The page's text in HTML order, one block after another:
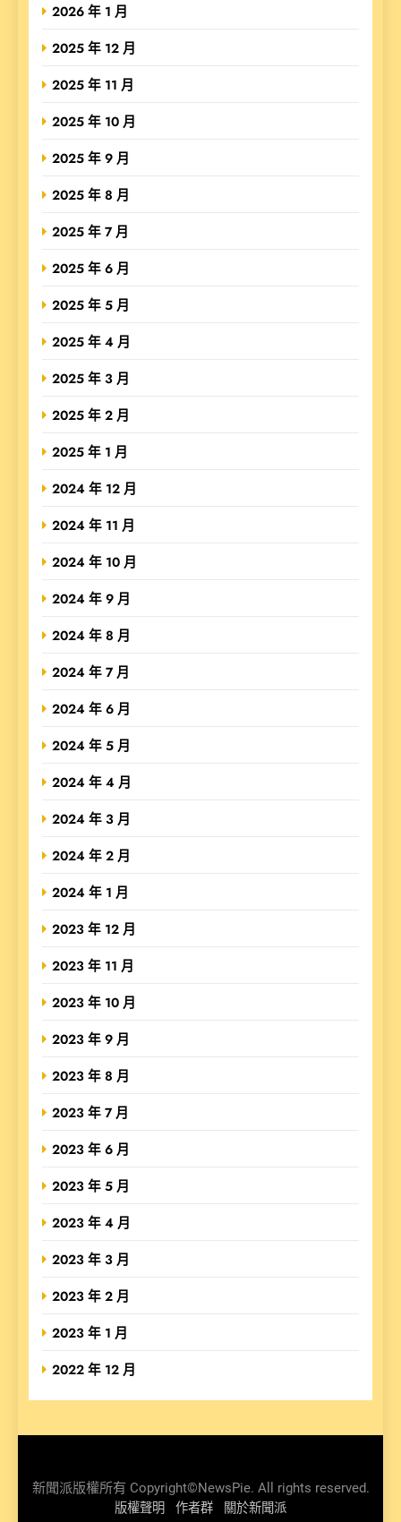
2026 年 1 月
2025 年 12 月
2025 年 11 月
2025 年 10 月
2025 年 9 月
2025 年 8 月
2025 年 7 月
2025 年 6 月
2025 年 5 月
2025 年 4 月
2025 年 3 月
2025 年 2 月
2025 年 1 月
2024 年 12 月
2024 年 11 月
2024 年 10 月
2024 年 9 月
2024 年 8 月
2024 年 7 月
2024 年 6 月
2024 年 5 月
2024 年 4 月
2024 年 3 月
2024 年 2 月
2024 年 1 月
2023 年 12 月
2023 年 11 月
2023 年 10 月
2023 年 9 月
2023 年 8 月
2023 年 7 月
2023 年 6 月
2023 年 5 月
2023 年 4 月
2023 年 3 月
2023 年 2 月
2023 年 1 月
2022 年 12 月
新聞派版權所有 Copyright©NewsPie. All rights reserved.
版權聲明 作者群 關於新聞派